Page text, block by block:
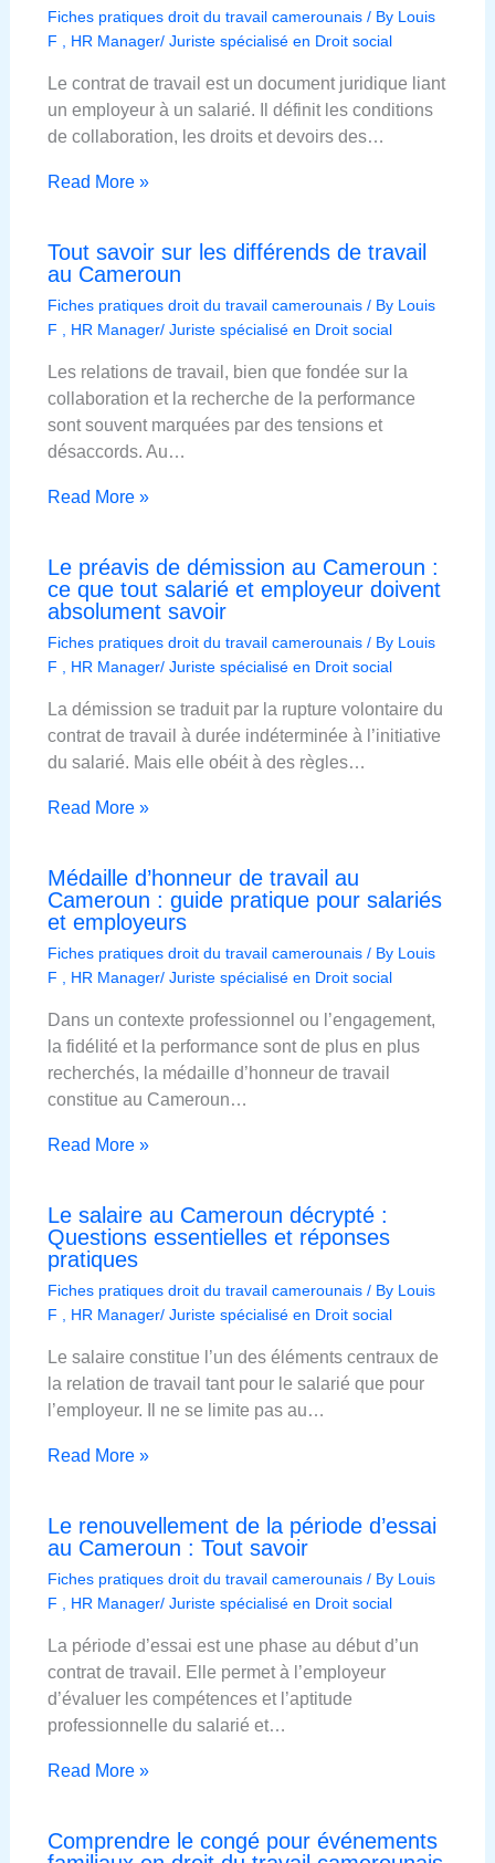
Fiches pratiques droit du travail camerounais/ By Louis
F , HR Manager/ Juriste spécialisé en Droit social
Le contrat de travail est un document juridique liant
un employeur à un salarié. Il définit les conditions
de collaboration, les droits et devoirs des…
Read More »
Tout savoir sur les différends de travail
au Cameroun
Fiches pratiques droit du travail camerounais/ By Louis
F , HR Manager/ Juriste spécialisé en Droit social
Les relations de travail, bien que fondée sur la
collaboration et la recherche de la performance
sont souvent marquées par des tensions et
désaccords. Au…
Read More »
Le préavis de démission au Cameroun :
ce que tout salarié et employeur doivent
absolument savoir
Fiches pratiques droit du travail camerounais/ By Louis
F , HR Manager/ Juriste spécialisé en Droit social
La démission se traduit par la rupture volontaire du
contrat de travail à durée indéterminée à l’initiative
du salarié. Mais elle obéit à des règles…
Read More »
Médaille d’honneur de travail au
Cameroun : guide pratique pour salariés
et employeurs
Fiches pratiques droit du travail camerounais/ By Louis
F , HR Manager/ Juriste spécialisé en Droit social
Dans un contexte professionnel ou l’engagement,
la fidélité et la performance sont de plus en plus
recherchés, la médaille d’honneur de travail
constitue au Cameroun…
Read More »
Le salaire au Cameroun décrypté :
Questions essentielles et réponses
pratiques
Fiches pratiques droit du travail camerounais/ By Louis
F , HR Manager/ Juriste spécialisé en Droit social
Le salaire constitue l’un des éléments centraux de
la relation de travail tant pour le salarié que pour
l’employeur. Il ne se limite pas au…
Read More »
Le renouvellement de la période d’essai
au Cameroun : Tout savoir
Fiches pratiques droit du travail camerounais/ By Louis
F , HR Manager/ Juriste spécialisé en Droit social
La période d’essai est une phase au début d’un
contrat de travail. Elle permet à l’employeur
d’évaluer les compétences et l’aptitude
professionnelle du salarié et…
Read More »
Comprendre le congé pour événements